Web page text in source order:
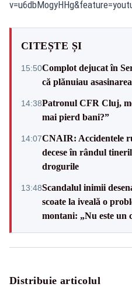
CITEȘTE ȘI
15:50Complot dejucat în
că plănuiau
14:38Patronul CFR Cluj,
mai pierd bani?”
14:07CNAIR: Accidentele
decese în rândul
drogurile
13:48Scandalul inimii
scoate la iveală o
montani: „Nu este un
Distribuie articolul